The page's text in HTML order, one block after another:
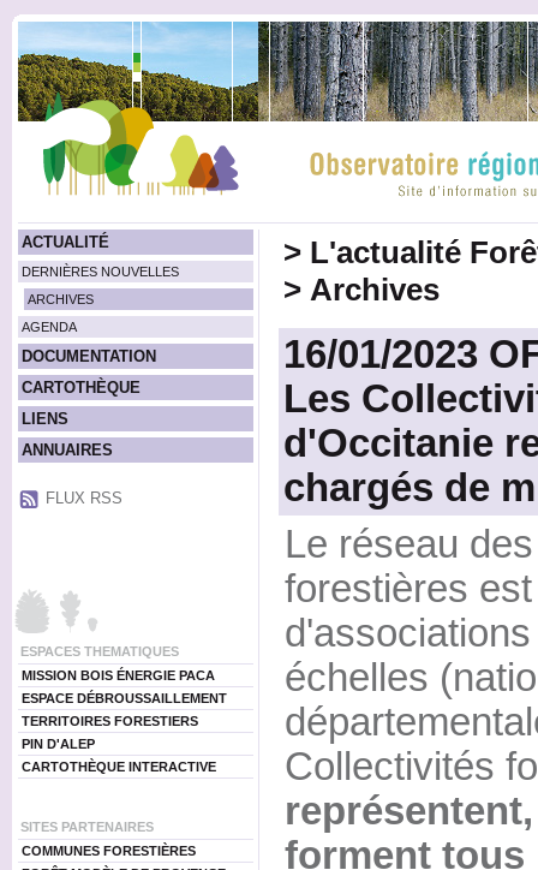
ACTUALITÉ
DERNIÈRES NOUVELLES
ARCHIVES
AGENDA
DOCUMENTATION
CARTOTHÈQUE
LIENS
ANNUAIRES
FLUX RSS
ESPACES THEMATIQUES
MISSION BOIS ÉNERGIE PACA
ESPACE DÉBROUSSAILLEMENT
TERRITOIRES FORESTIERS
PIN D'ALEP
CARTOTHÈQUE INTERACTIVE
SITES PARTENAIRES
COMMUNES FORESTIÈRES
> L'actualité
> Archives
16/01/2023
Les
d'Occitanie
chargés de
Le réseau
forestières
échelles
Collectivités
forment tous